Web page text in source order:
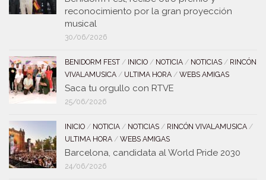
reconocimiento por la gran proyección
musical
30/06/2026
BENIDORM FEST / INICIO / NOTICIA / NOTICIAS / RINCÓN
VIVALAMUSICA / ULTIMA HORA / WEBS AMIGAS
Saca tu orgullo con RTVE
25/06/2026
INICIO / NOTICIA / NOTICIAS / RINCÓN VIVALAMUSICA /
ULTIMA HORA / WEBS AMIGAS
Barcelona, candidata al World Pride 2030
24/06/2026